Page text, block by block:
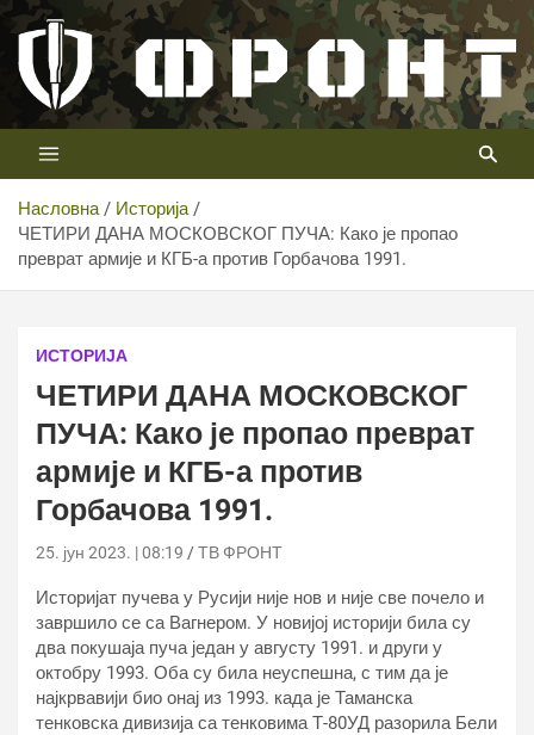
Скип
цонтент
Телевизија ФРОНТ
Први војни канал у Србији
Насловна
Историја
ЧЕТИРИ ДАНА МОСКОВСКОГ ПУЧА: Како је пропао
преврат армије и КГБ-а против Горбачова 1991.
ИСТОРИЈА
ЧЕТИРИ ДАНА МОСКОВСКОГ
ПУЧА: Како је пропао преврат
армије и КГБ-а против
Горбачова 1991.
25. јун 2023. | 08:19 ТВ ФРОНТ
Историјат пучева у Русији није нов и није све почело и
завршило се са Вагнером. У новијој историји била су
два покушаја пуча један у августу 1991. и други у
октобру 1993. Оба су била неуспешна, с тим да је
најкрвавији био онај из 1993. када је Таманска
тенковска дивизија са тенковима Т-80УД разорила Бели